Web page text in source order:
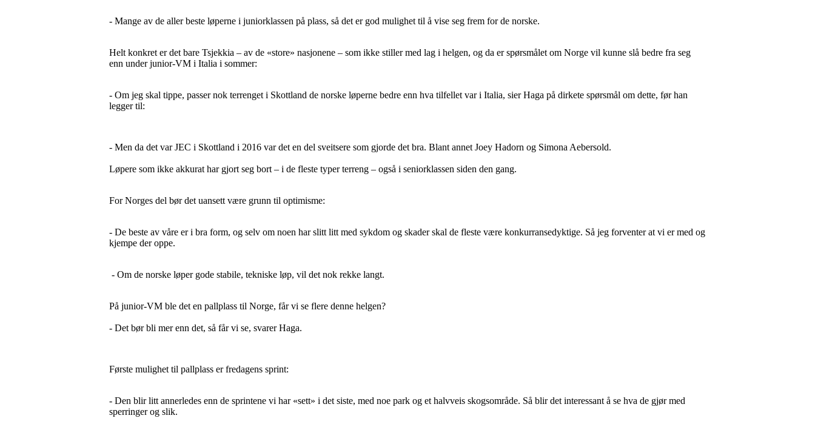
- Mange av de aller beste løperne i juniorklassen på plass, så det er god mulighet til å vise seg frem for de norske.
Helt konkret er det bare Tsjekkia – av de «store» nasjonene – som ikke stiller med lag i helgen, og da er spørsmålet om Norge vil kunne slå bedre fra seg
enn under junior-VM i Italia i sommer:
- Om jeg skal tippe, passer nok terrenget i Skottland de norske løperne bedre enn hva tilfellet var i Italia, sier Haga på dirkete spørsmål om dette, før han
legger til:
- Men da det var JEC i Skottland i 2016 var det en del sveitsere som gjorde det bra. Blant annet Joey Hadorn og Simona Aebersold.
Løpere som ikke akkurat har gjort seg bort – i de fleste typer terreng – også i seniorklassen siden den gang.
For Norges del bør det uansett være grunn til optimisme:
- De beste av våre er i bra form, og selv om noen har slitt litt med sykdom og skader skal de fleste være konkurransedyktige. Så jeg forventer at vi er med og
kjempe der oppe.
- Om de norske løper gode stabile, tekniske løp, vil det nok rekke langt.
På junior-VM ble det en pallplass til Norge, får vi se flere denne helgen?
- Det bør bli mer enn det, så får vi se, svarer Haga.
Første mulighet til pallplass er fredagens sprint:
- Den blir litt annerledes enn de sprintene vi har «sett» i det siste, med noe park og et halvveis skogsområde. Så blir det interessant å se hva de gjør med
sperringer og slik.